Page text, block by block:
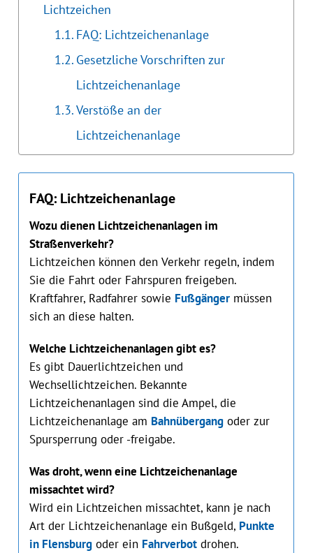
Lichtzeichen
FAQ: Lichtzeichenanlage
Gesetzliche Vorschriften zur
Lichtzeichenanlage
Verstöße an der
Lichtzeichenanlage
FAQ: Lichtzeichenanlage
Wozu dienen Lichtzeichenanlagen im
Straßenverkehr?
Lichtzeichen können den Verkehr regeln, indem
Sie die Fahrt oder Fahrspuren freigeben.
Kraftfahrer, Radfahrer sowie Fußgängermüssen
sich an diese halten.
Welche Lichtzeichenanlagen gibt es?
Es gibt Dauerlichtzeichen und
Wechsellichtzeichen. Bekannte
Lichtzeichenanlagen sind die Ampel, die
Lichtzeichenanlage am Bahnübergangoder zur
Spursperrung oder -freigabe.
Was droht, wenn eine Lichtzeichenanlage
missachtet wird?
Wird ein Lichtzeichen missachtet, kann je nach
Art der Lichtzeichenanlage ein Bußgeld, Punkte
in Flensburgoder ein Fahrverbotdrohen.